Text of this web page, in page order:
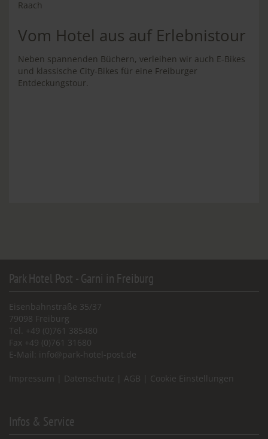
Vom Hotel aus auf Erlebnistour
Neben spannenden Büchern, verleihen wir auch E-Bikes
und klassische City-Bikes für eine Freiburger
Entdeckungstour.
Park Hotel Post - Garni in Freiburg
Eisenbahnstraße 35/37
79098 Freiburg
Tel. +49 (0)761 385480
Fax +49 (0)761 31680
E-Mail:
info@park-hotel-post.de
Impressum Datenschutz AGB Cookie Einstellungen
Infos & Service